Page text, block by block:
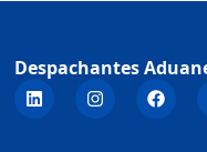
Despachantes